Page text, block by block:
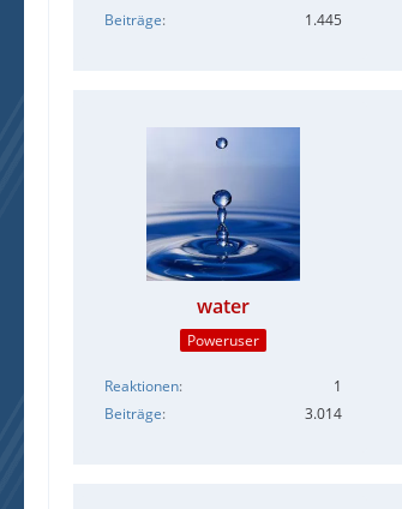
Beiträge 1.445
water
Poweruser
Reaktionen
1
Beiträge
3.014